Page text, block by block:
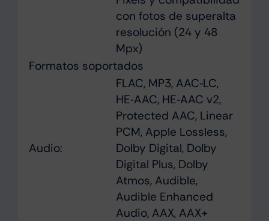
con fotos de superalta
resolución (24 y 48
Mpx)
Formatos soportados
Audio:
FLAC, MP3, AAC‑LC,
HE‑AAC, HE‑AAC v2,
Protected AAC, Linear
PCM, Apple Lossless,
Dolby Digital, Dolby
Digital Plus, Dolby
Atmos, Audible,
Audible Enhanced
Audio, AAX, AAX+